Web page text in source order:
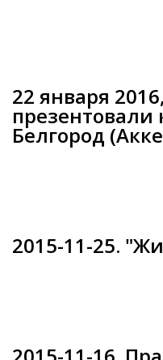
22 января
презентовали
Белгород
2015-11-25.